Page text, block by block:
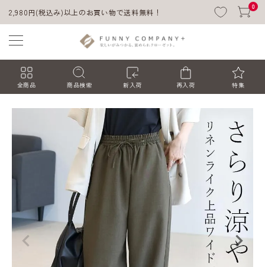
2,980円(税込み)以上のお買い物で送料無料！
0
全商品 商品検索 新入荷 再入荷 特集
ACCOUNT MENU
ようこそ ゲスト 様
会員登録